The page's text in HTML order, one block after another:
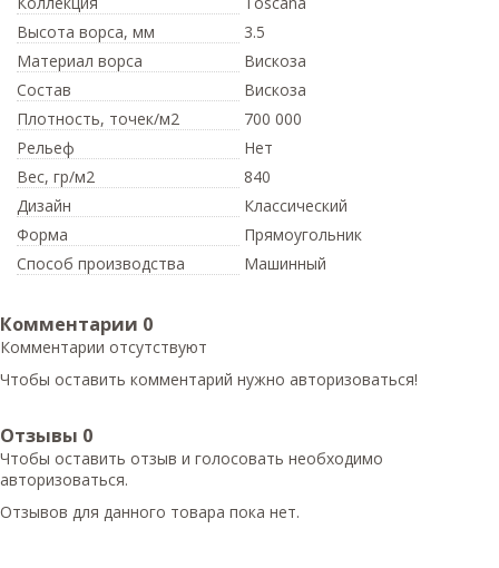
Высота ворса, мм
3.5
Материал ворса
Вискоза
Состав
Вискоза
Плотность, точек/м2
700 000
Рельеф
Нет
Вес, гр/м2
840
Дизайн
Классический
Форма
Прямоугольник
Способ производства
Машинный
Комментарии 0
Комментарии отсутствуют
Чтобы оставить комментарий нужно авторизоваться!
Отзывы 0
Чтобы оcтавить отзыв и голосовать необходимо
авторизоваться.
Отзывов для данного товара пока нет.